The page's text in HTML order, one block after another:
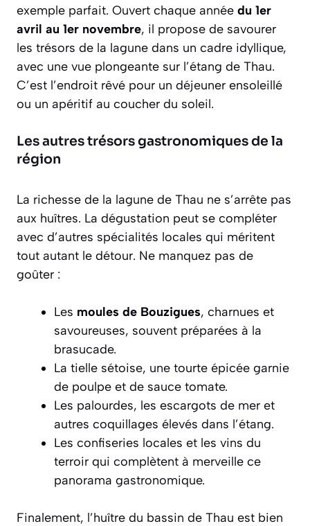
exemple parfait. Ouvert chaque année du 1er
avril au 1er novembre, il propose de savourer
les trésors de la lagune dans un cadre idyllique,
avec une vue plongeante sur l’étang de Thau.
C’est l’endroit rêvé pour un déjeuner ensoleillé
ou un apéritif au coucher du soleil.
Les autres trésors gastronomiques de la
région
La richesse de la lagune de Thau ne s’arrête pas
aux huîtres. La dégustation peut se compléter
avec d’autres spécialités locales qui méritent
tout autant le détour. Ne manquez pas de
goûter :
Les moules de Bouzigues, charnues et
savoureuses, souvent préparées à la
brasucade.
La tielle sétoise, une tourte épicée garnie
de poulpe et de sauce tomate.
Les palourdes, les escargots de mer et
autres coquillages élevés dans l’étang.
Les confiseries locales et les vins du
terroir qui complètent à merveille ce
panorama gastronomique.
Finalement, l’huître du bassin de Thau est bien